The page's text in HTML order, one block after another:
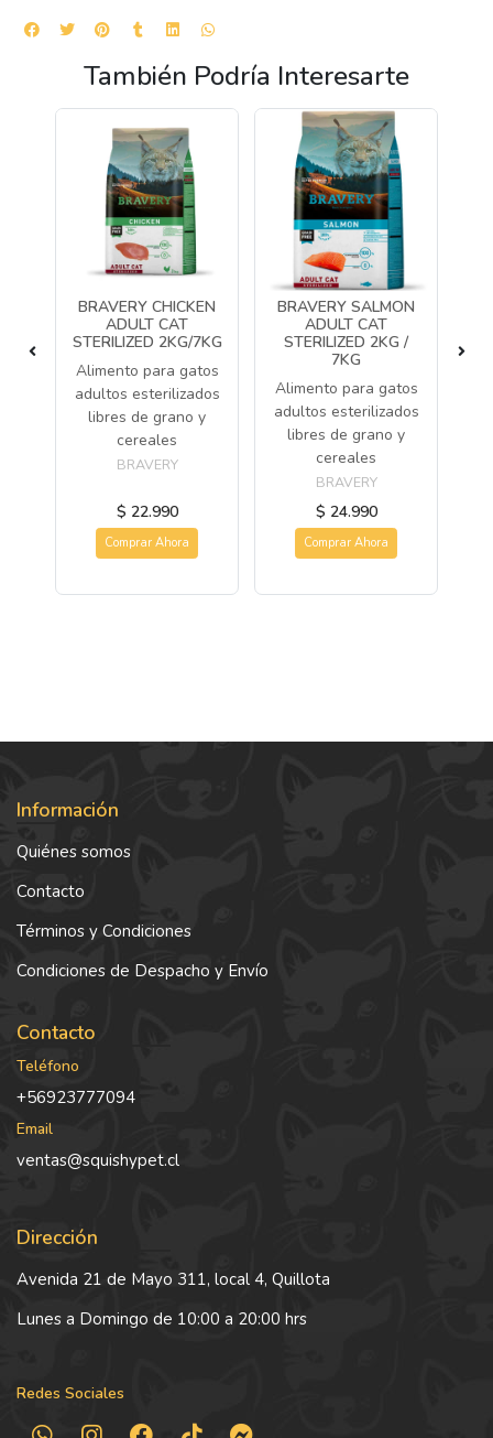
También Podría Interesarte
BRAVERY CHICKEN
ADULT CAT
STERILIZED 2KG/7KG
Alimento para gatos
adultos esterilizados
libres de grano y
cereales
BRAVERY
$ 22.990
Comprar Ahora
BRAVERY SALMON
ADULT CAT
STERILIZED 2KG /
7KG
Alimento para gatos
adultos esterilizados
libres de grano y
cereales
BRAVERY
$ 24.990
Comprar Ahora
Información
Quiénes somos
Contacto
Términos y Condiciones
Condiciones de Despacho y Envío
Contacto
Teléfono
+56923777094
Email
ventas@squishypet.cl
Dirección
Avenida 21 de Mayo 311, local 4, Quillota
Lunes a Domingo de 10:00 a 20:00 hrs
Redes Sociales